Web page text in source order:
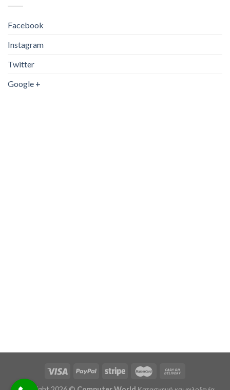
Facebook
Instagram
Twitter
Google +